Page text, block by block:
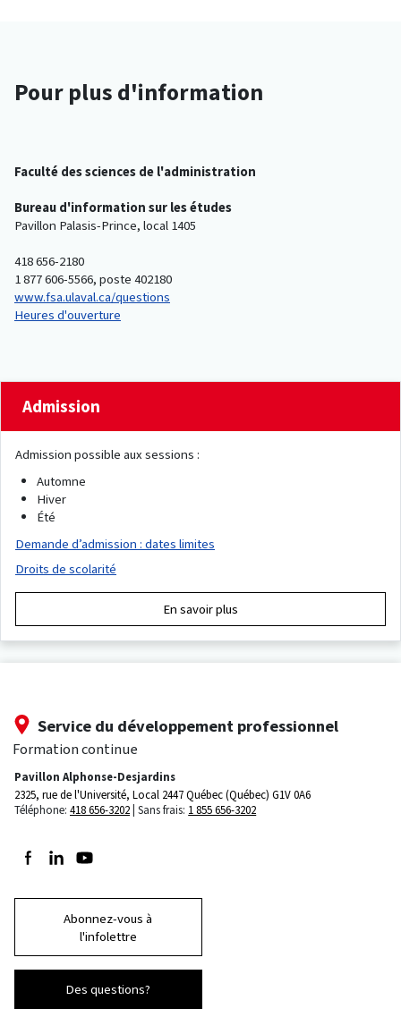
Pour plus d'information
Faculté des sciences de l'administration
Bureau d'information sur les études
Pavillon Palasis-Prince, local 1405
418 656-2180
1 877 606-5566, poste 402180
www.fsa.ulaval.ca/questions
Heures d'ouverture
Admission
Admission possible aux sessions :
Automne
Hiver
Été
Demande d’admission : dates limites
Droits de scolarité
En savoir plus
Service du développement professionnel
Formation continue
Pavillon Alphonse-Desjardins
2325, rue de l'Université, Local 2447Québec (Québec) G1V 0A6
Téléphone: 418 656-3202 Sans frais: 1 855 656-3202
Suivez-nous sur Facebook
Suivez-nous sur LinkedIn
Suivez-nous sur Youtube
Abonnez-vous à
l'infolettre
Des questions?